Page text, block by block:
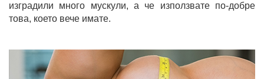
изградили много мускули, а че използвате по-добре
това, което вече имате.